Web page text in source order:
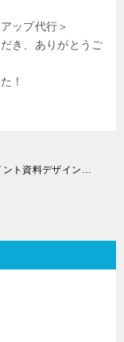
ップ代行＞
き、ありがとうご
！